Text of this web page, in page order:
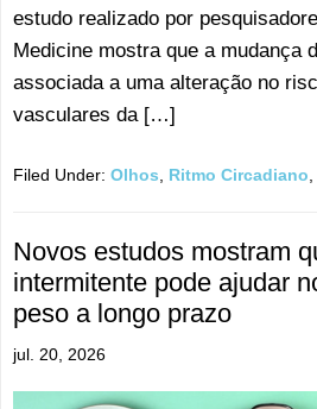
estudo realizado por
Medicine mostra que a mudança
associada a uma alteração no
vasculares da […]
Filed Under: Olhos, Ritmo Circadiano,
Novos estudos mostram
intermitente pode ajudar
peso a longo prazo
jul. 20, 2026